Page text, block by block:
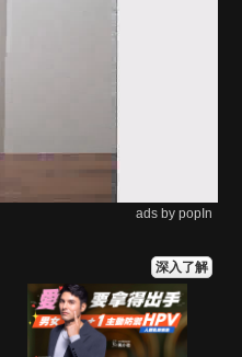
ads by popIn
深入了解